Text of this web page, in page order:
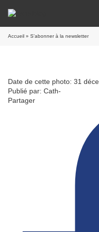
Accueil » S'abonner à la newsletter
Date de cette photo: 31
Publié par: Cath-
Partager